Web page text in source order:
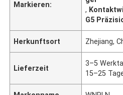
Markieren:
,
G5
Herkunftsort Zhejiang,
Lieferzeit
3–5
15–25